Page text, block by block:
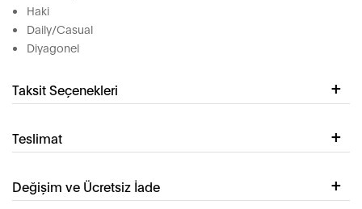
Haki
Daily/Casual
Diyagonel
Taksit Seçenekleri
Teslimat
Değişim ve Ücretsiz İade